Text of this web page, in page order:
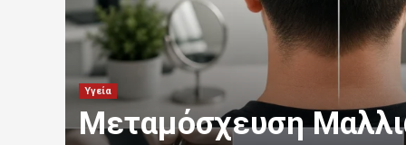
Υγεία
Μεταμόσχευση